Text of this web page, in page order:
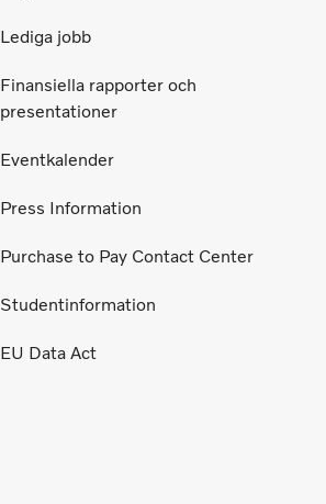
Lediga jobb
Finansiella rapporter och
presentationer
Eventkalender
Press Information
Purchase to Pay Contact Center
Studentinformation
EU Data Act